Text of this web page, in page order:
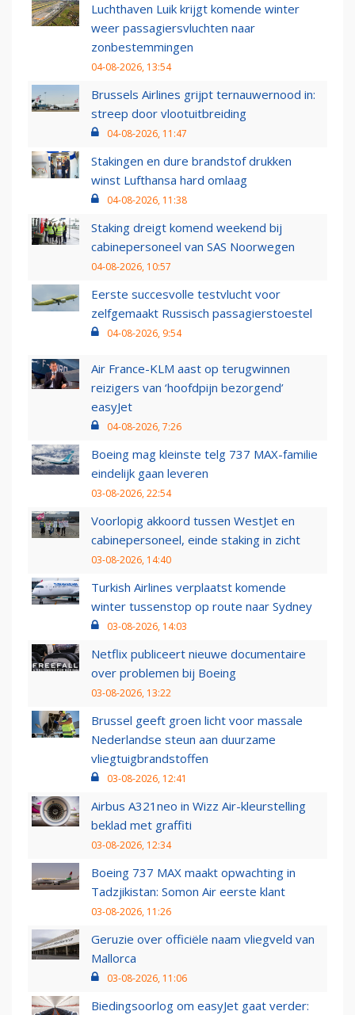
Luchthaven Luik krijgt komende winter
weer passagiersvluchten naar
zonbestemmingen
04-08-2026, 13:54
Brussels Airlines grijpt ternauwernood in:
streep door vlootuitbreiding
04-08-2026, 11:47
Stakingen en dure brandstof drukken
winst Lufthansa hard omlaag
04-08-2026, 11:38
Staking dreigt komend weekend bij
cabinepersoneel van SAS Noorwegen
04-08-2026, 10:57
Eerste succesvolle testvlucht voor
zelfgemaakt Russisch passagierstoestel
04-08-2026, 9:54
Air France-KLM aast op terugwinnen
reizigers van ‘hoofdpijn bezorgend’
easyJet
04-08-2026, 7:26
Boeing mag kleinste telg 737 MAX-familie
eindelijk gaan leveren
03-08-2026, 22:54
Voorlopig akkoord tussen WestJet en
cabinepersoneel, einde staking in zicht
03-08-2026, 14:40
Turkish Airlines verplaatst komende
winter tussenstop op route naar Sydney
03-08-2026, 14:03
Netflix publiceert nieuwe documentaire
over problemen bij Boeing
03-08-2026, 13:22
Brussel geeft groen licht voor massale
Nederlandse steun aan duurzame
vliegtuigbrandstoffen
03-08-2026, 12:41
Airbus A321neo in Wizz Air-kleurstelling
beklad met graffiti
03-08-2026, 12:34
Boeing 737 MAX maakt opwachting in
Tadzjikistan: Somon Air eerste klant
03-08-2026, 11:26
Geruzie over officiële naam vliegveld van
Mallorca
03-08-2026, 11:06
Biedingsoorlog om easyJet gaat verder: